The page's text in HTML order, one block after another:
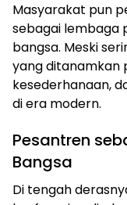
Masyarakat pun
sebagai lembaga
bangsa. Meski
yang ditanamkan
kesederhanaan,
di era modern.
Pesantren
Bangsa
Di tengah